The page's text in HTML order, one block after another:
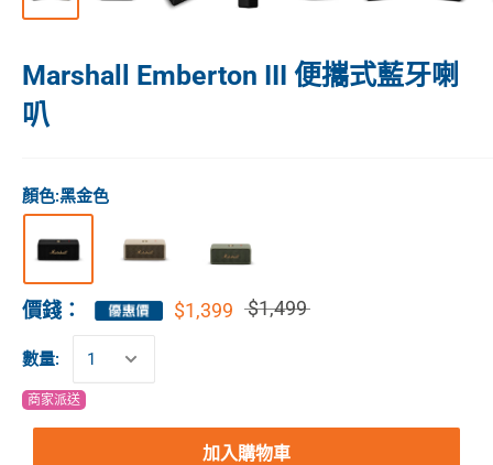
Marshall Emberton III 便攜式藍牙喇
叭
顏色:黑金色
價錢： $1,399 $1,499
數量:
商家派送
加入購物車